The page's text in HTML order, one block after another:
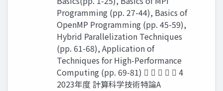
Programming (pp. 27-44), Basics of
OpenMP Programming (pp. 45-59),
Hybrid Parallelization Techniques
(pp. 61-68), Application of
Techniques for High-Performance
Computing (pp. 69-81)      4
2023年度 計算科学技術特論A